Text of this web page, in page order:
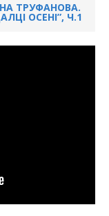
ТРУФАНОВА.
ОСЕНІ”, Ч.1